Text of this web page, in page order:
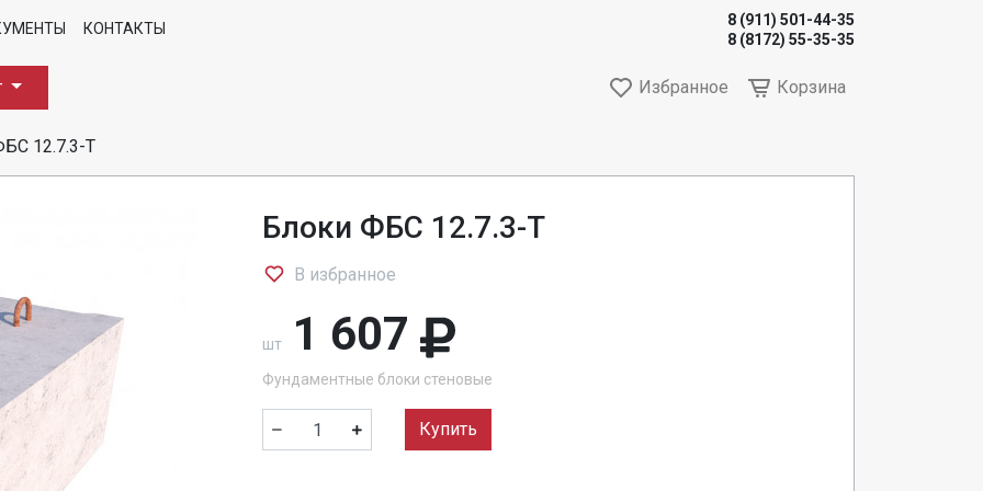
КОНТАКТЫ
8 (911) 501-44-35
8 (8172) 55-35-35
Избранное Корзина
12.7.3-Т
Блоки ФБС 12.7.3-Т
В избранное
шт 1 607
Фундаментные блоки стеновые
Купить